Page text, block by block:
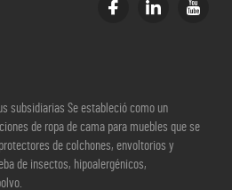
subsidiarias Se estableció como un
de ropa de cama para muebles que se
de colchones, envoltorios y
de insectos, hipoalergénicos,